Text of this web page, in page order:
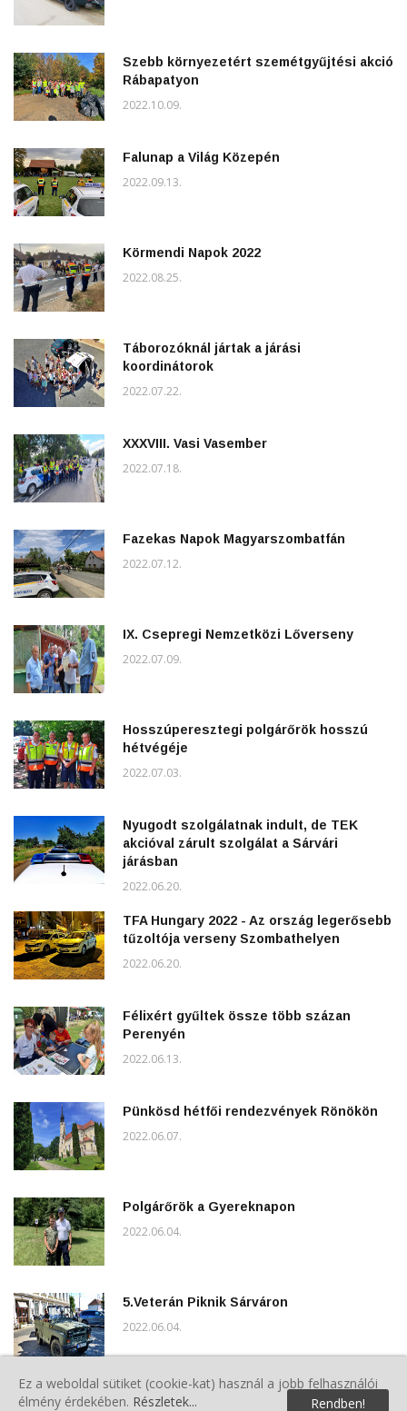
Szebb környezetért szemétgyűjtési akció
Rábapatyon
2022.10.09.
Falunap a Világ Közepén
2022.09.13.
Körmendi Napok 2022
2022.08.25.
Táborozóknál jártak a járási
koordinátorok
2022.07.22.
XXXVIII. Vasi Vasember
2022.07.18.
Fazekas Napok Magyarszombatfán
2022.07.12.
IX. Csepregi Nemzetközi Lőverseny
2022.07.09.
Hosszúperesztegi polgárőrök hosszú
hétvégéje
2022.07.03.
Nyugodt szolgálatnak indult, de TEK
akcióval zárult szolgálat a Sárvári
járásban
2022.06.20.
TFA Hungary 2022 - Az ország legerősebb
tűzoltója verseny Szombathelyen
2022.06.20.
Félixért gyűltek össze több százan
Perenyén
2022.06.13.
Pünkösd hétfői rendezvények Rönökön
2022.06.07.
Polgárőrök a Gyereknapon
2022.06.04.
5.Veterán Piknik Sárváron
2022.06.04.
Közgyűlés Sárváron
Ez a weboldal sütiket (cookie-kat) használ a jobb felhasználói
élmény érdekében. Részletek... Rendben!